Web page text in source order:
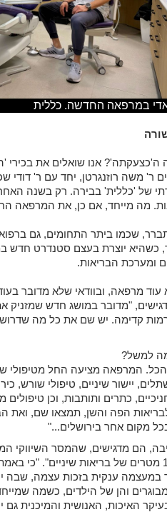
במרפאה החדשה. כללית
ה'כצעקתה'? אנו שואלים את בכירי
ר' משה רוזנגרטן, יחד עם ר'
של 'כללית' בבירה. רק בשנה
מה מייחד, אם כן, את המרפאה
שכמו ביתר התחומים, גם
כשהיא יוצרת בעצם סטנדרט חדש
ומערכת הבריאות.
עוד מרפאה, ובוודאי שלא מדובר
"מדובר במושג חדש שמזניק
קדימה. יש שם את כל מה
למשל?
המרפאה מציעה החל מטיפולי
יישור שיניים, טיפולי שורש,
כתרים ותותבות, וכן
הפה והשן, תמצאו שם, ואת
מקום אחר בירושלים..."
הם מדגישים, שהמסר השיווקי
"1,000 מטרים של בריאות שיניים". "כי
במעצמה ענקית בזכות עצמה, שבה
והן של הילדים, כשמה
האיכות, האנושית והמיכנית גם